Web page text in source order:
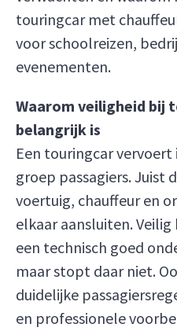
touringcar met
voor schoolreizen,
evenementen.
Waarom veiligheid bij
belangrijk is
Een touringcar
groep passagiers. Juist
voertuig, chauffeur en
elkaar aansluiten.
een technisch goed
maar stopt daar niet.
duidelijke
en professionele